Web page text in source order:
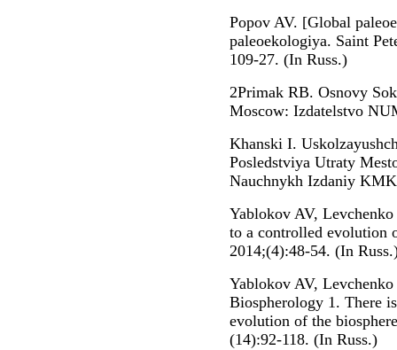
Popov AV. [Global
paleoekologiya. Saint
109-27. (In Russ.)
2Primak RB. Osnovy
Moscow: Izdatelstvo
Khanski I.
Posledstviya Utraty
Nauchnykh Izdaniy
Yablokov AV,
to a controlled evolution
2014;(4):48-54. (In
Yablokov AV,
Biospherology 1. There
evolution of the
(14):92-118. (In Russ.)